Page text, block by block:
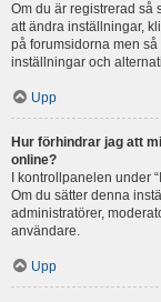
Om du är registrerad så
att ändra inställningar,
på forumsidorna men
inställningar och
Upp
Hur förhindrar jag att
online?
I kontrollpanelen under
Om du sätter denna
administratörer,
användare.
Upp